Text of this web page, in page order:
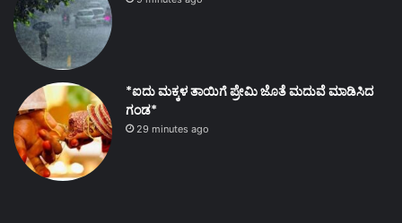
*ಐದು ಮಕ್ಕಳ ತಾಯಿಗೆ ಪ್ರೇಮಿ ಜೊತೆ ಮದುವೆ ಮಾಡಿಸಿದ
ಗಂಡ*
29 minutes ago